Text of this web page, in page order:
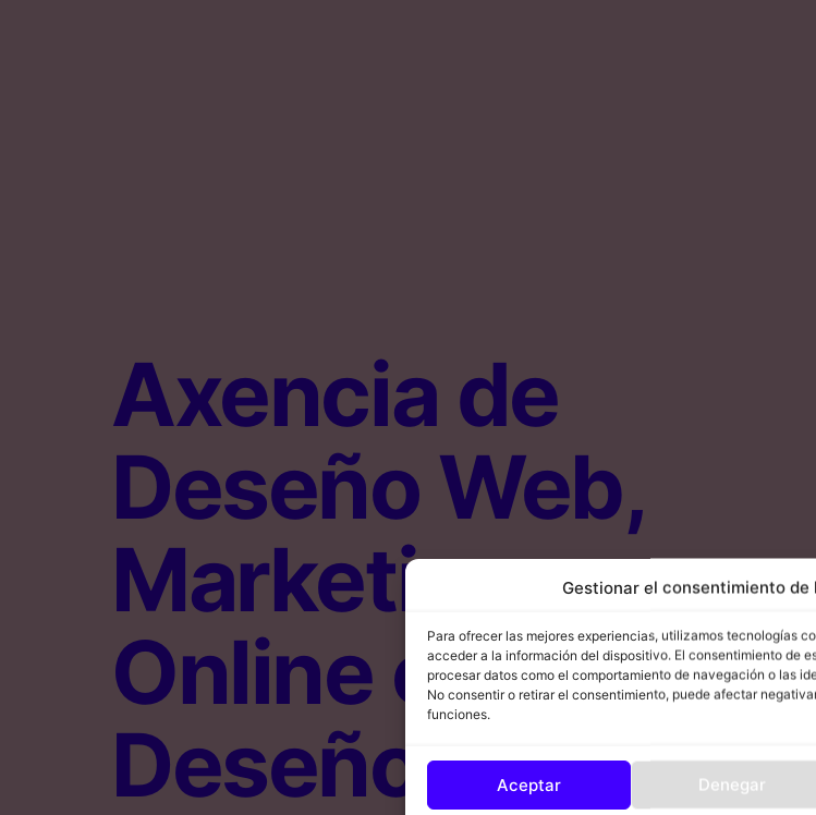
Gestionar el consentimiento de
Para ofrecer las mejores experiencias, utilizamos tecnologías
acceder a la información del dispositivo. El consentimiento de
procesar datos como el comportamiento de navegación o las
No consentir o retirar el consentimiento, puede afectar
funciones.
Aceptar Denegar
Axencia de
Deseño Web,
Marketing
Online e
Deseño